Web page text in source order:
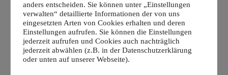
anders entscheiden. Sie können unter „Einstellungen
verwalten“ detaillierte Informationen der von uns
eingesetzten Arten von Cookies erhalten und deren
Einstellungen aufrufen. Sie können die Einstellungen
jederzeit aufrufen und Cookies auch nachträglich
jederzeit abwählen (z.B. in der Datenschutzerklärung
oder unten auf unserer Webseite).